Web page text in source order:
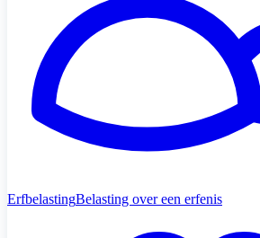
ErfbelastingBelasting over een erfenis